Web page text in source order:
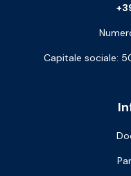
Capitale sociale: